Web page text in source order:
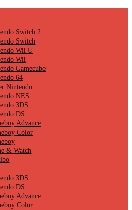
Switch 2
Switch
Wii U
Wii
Gamecube
64
Nintendo
NES
3DS
DS
Advance
Color
& Watch
3DS
DS
Advance
Color